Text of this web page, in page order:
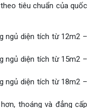
tiêu chuẩn của quốc
ngủ diện tích từ 12m2 –
ngủ diện tích từ 15m2 –
ngủ diện tích từ 18m2 –
thoáng và đẳng cấp